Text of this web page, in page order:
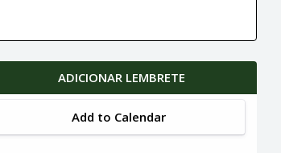
ADICIONAR LEMBRETE
Add to Calendar